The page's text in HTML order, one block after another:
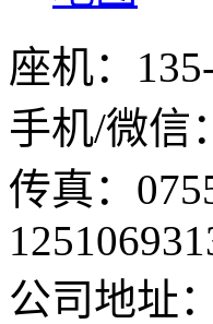
座机：
手机/微信：
传真：
公司地址